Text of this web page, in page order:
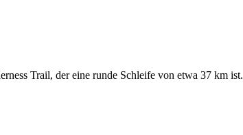
Trail, der eine runde Schleife von etwa 37 km ist.